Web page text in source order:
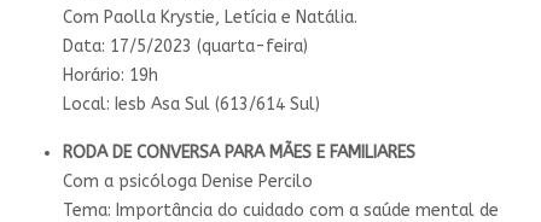
Com Paolla Krystie, Letícia e Natália.
Data: 17/5/2023 (quarta-feira)
Horário: 19h
Local: Iesb Asa Sul (613/614 Sul)
RODA DE CONVERSA PARA MÃES E FAMILIARES
Com a psicóloga Denise Percilo
Tema: Importância do cuidado com a saúde mental de